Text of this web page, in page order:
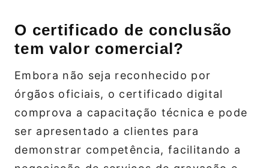
O certificado de conclusão
tem valor comercial?
Embora não seja reconhecido por
órgãos oficiais, o certificado digital
comprova a capacitação técnica e pode
ser apresentado a clientes para
demonstrar competência, facilitando a